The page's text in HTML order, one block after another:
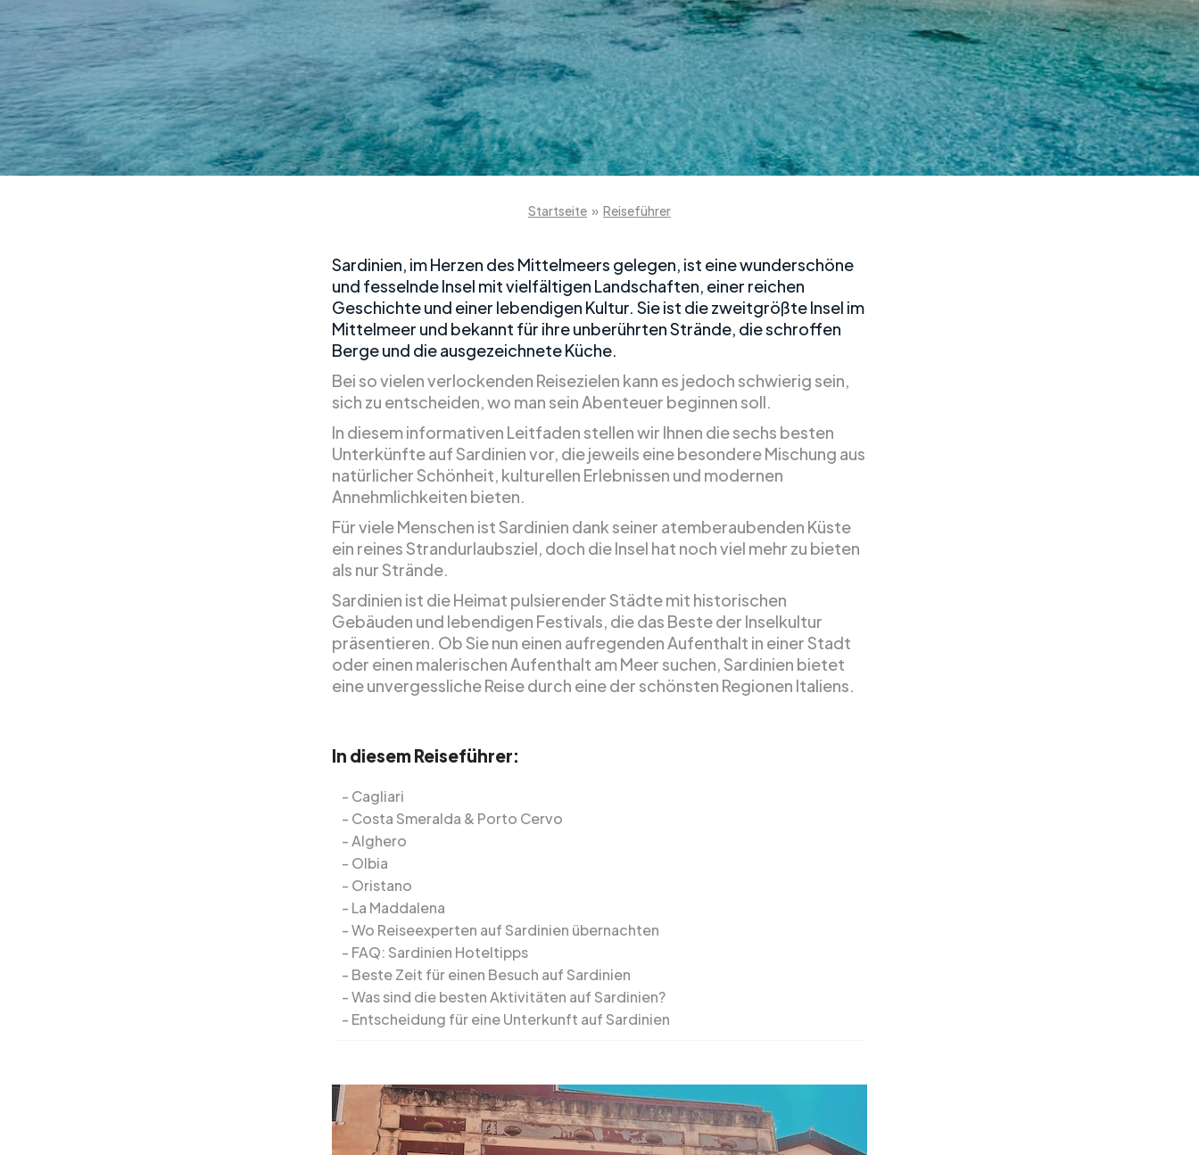
Startseite » Reiseführer
Sardinien, im Herzen des Mittelmeers gelegen, ist eine wunderschöne
und fesselnde Insel mit vielfältigen Landschaften, einer reichen
Geschichte und einer lebendigen Kultur. Sie ist die zweitgrößte Insel im
Mittelmeer und bekannt für ihre unberührten Strände, die schroffen
Berge und die ausgezeichnete Küche.
Bei so vielen verlockenden Reisezielen kann es jedoch schwierig sein,
sich zu entscheiden, wo man sein Abenteuer beginnen soll.
In diesem informativen Leitfaden stellen wir Ihnen die sechs besten
Unterkünfte auf Sardinien vor, die jeweils eine besondere Mischung aus
natürlicher Schönheit, kulturellen Erlebnissen und modernen
Annehmlichkeiten bieten.
Für viele Menschen ist Sardinien dank seiner atemberaubenden Küste
ein reines Strandurlaubsziel, doch die Insel hat noch viel mehr zu bieten
als nur Strände.
Sardinien ist die Heimat pulsierender Städte mit historischen
Gebäuden und lebendigen Festivals, die das Beste der Inselkultur
präsentieren. Ob Sie nun einen aufregenden Aufenthalt in einer Stadt
oder einen malerischen Aufenthalt am Meer suchen, Sardinien bietet
eine unvergessliche Reise durch eine der schönsten Regionen Italiens.
In diesem Reiseführer:
Cagliari
Costa Smeralda & Porto Cervo
Alghero
Olbia
Oristano
La Maddalena
Wo Reiseexperten auf Sardinien übernachten
FAQ: Sardinien Hoteltipps
Beste Zeit für einen Besuch auf Sardinien
Was sind die besten Aktivitäten auf Sardinien?
Entscheidung für eine Unterkunft auf Sardinien